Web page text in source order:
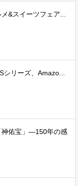
&スイーツフェア...
シリーズ、Amazo...
神佑宝」―150年の感